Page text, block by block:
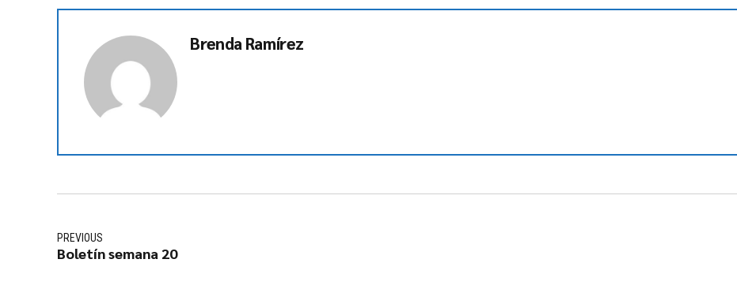
Brenda Ramírez
PREVIOUS
Boletín semana 20